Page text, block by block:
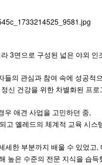
3면으로 구성된 넓은 야외
들의 관심과 참여 속에 성공적
신 건강을 위한 차별화된 프
우 애견 사업을 고민하던 중,
고 옐레드의 체계적 교육 시
세한 부분까지 배울 수 있었
높은 수준의 전문 지식을 습